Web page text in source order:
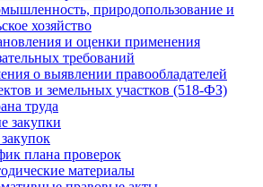
природопользование и
хозяйство
и оценки применения
требований
о выявлении правообладателей
и земельных участков (518-ФЗ)
труда
закупки
плана проверок
материалы